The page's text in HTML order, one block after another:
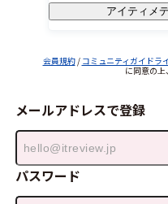
アイティメ
会員規約/ コミュニティガイドラ
に同意の上
メールアドレスで登録
パスワード